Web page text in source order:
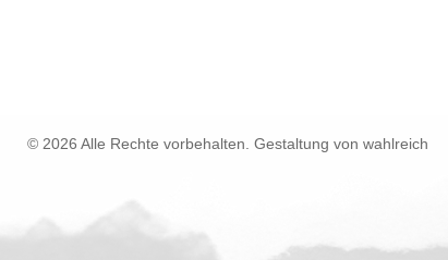
© 2026 Alle Rechte vorbehalten. Gestaltung von wahlreich